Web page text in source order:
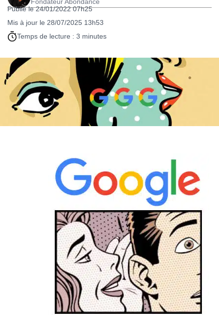
Publié le 24/01/2022 07h25
Mis à jour le 28/07/2025 13h53
Temps de lecture : 3 minutes